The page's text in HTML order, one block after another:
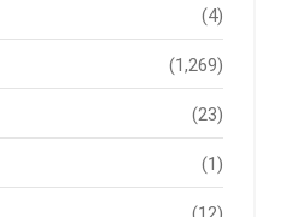
(4)
(1,269)
(23)
(1)